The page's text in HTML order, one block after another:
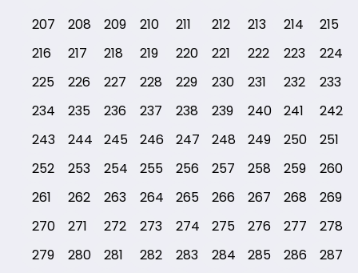
207
208 209 210 211 212 213 214
215
216
217 218 219 220 221 222 223
224
225
226 227 228 229 230 231 232
233
234
235 236 237 238 239 240 241
242
243
244 245 246 247 248 249 250
251
252
253 254 255 256 257 258 259
260
261
262 263 264 265 266 267 268
269
270
271 272 273 274 275 276 277
278
279
280 281 282 283 284 285 286
287